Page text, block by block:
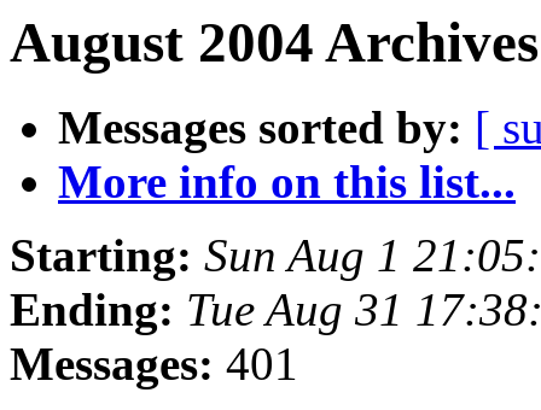
August 2004
Messages sorted by: [
More info on this list...
Starting: Sun Aug 1
Ending: Tue Aug 31
Messages: 401